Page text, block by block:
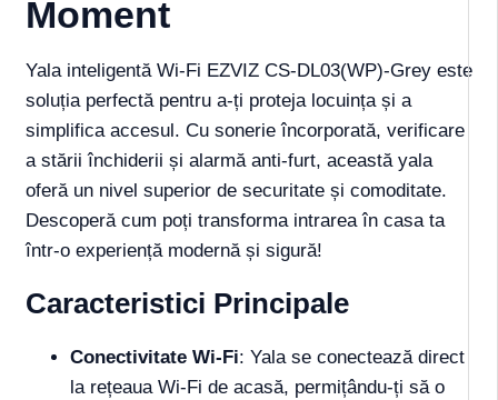
Moment
Yala inteligentă Wi-Fi EZVIZ CS-DL03(WP)-Grey este
soluția perfectă pentru a-ți proteja locuința și a
simplifica accesul. Cu sonerie încorporată, verificare
a stării închiderii și alarmă anti-furt, această yala
oferă un nivel superior de securitate și comoditate.
Descoperă cum poți transforma intrarea în casa ta
într-o experiență modernă și sigură!
Caracteristici Principale
Conectivitate Wi-Fi: Yala se conectează direct
la rețeaua Wi-Fi de acasă, permițându-ți să o